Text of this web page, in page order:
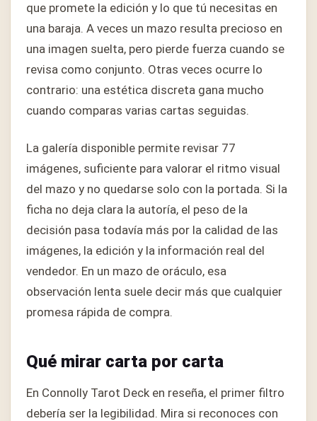
que promete la edición y lo que tú necesitas en
una baraja. A veces un mazo resulta precioso en
una imagen suelta, pero pierde fuerza cuando se
revisa como conjunto. Otras veces ocurre lo
contrario: una estética discreta gana mucho
cuando comparas varias cartas seguidas.
La galería disponible permite revisar 77
imágenes, suficiente para valorar el ritmo visual
del mazo y no quedarse solo con la portada. Si la
ficha no deja clara la autoría, el peso de la
decisión pasa todavía más por la calidad de las
imágenes, la edición y la información real del
vendedor. En un mazo de oráculo, esa
observación lenta suele decir más que cualquier
promesa rápida de compra.
Qué mirar carta por carta
En Connolly Tarot Deck en reseña, el primer filtro
debería ser la legibilidad. Mira si reconoces con